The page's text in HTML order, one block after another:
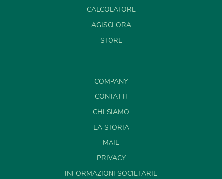
CALCOLATORE
AGISCI ORA
STORE
COMPANY
CONTATTI
CHI SIAMO
LA STORIA
MAIL
PRIVACY
INFORMAZIONI SOCIETARIE